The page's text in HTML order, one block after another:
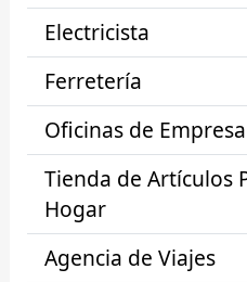
Electricista
Ferretería
Oficinas de Empresa
Tienda de Artículos
Hogar
Agencia de Viajes